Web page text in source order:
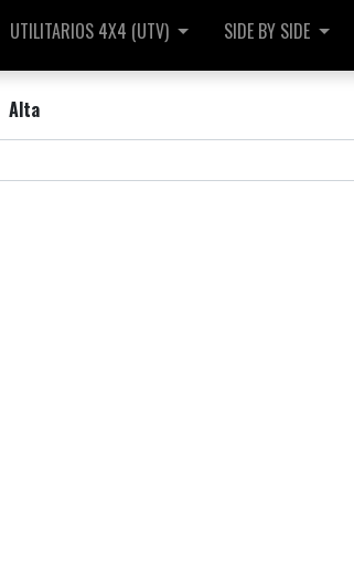
UTILITARIOS 4X4 (UTV) SIDE BY SIDE
Alta